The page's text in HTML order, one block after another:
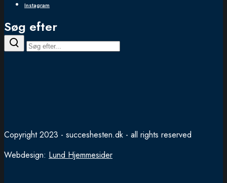
Instagram
Søg efter
Copyright 2023 - succeshesten.dk - all rights reserved
Webdesign: Lund Hjemmesider